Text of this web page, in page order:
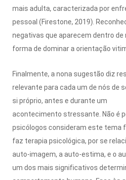
mais adulta, caracterizada por
pessoal (Firestone, 2019).
negativas que aparecem dentro
forma de dominar a orientação
Finalmente, a nona sugestão diz
relevante para cada um de nós de
si próprio, antes e durante um
acontecimento stressante. Não é
psicólogos consideram este tema
faz terapia psicológica, por se
auto-imagem, a auto-estima, e o
um dos mais significativos